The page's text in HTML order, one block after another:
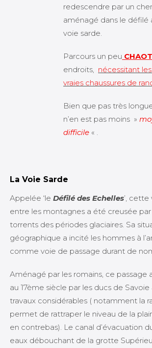
redescendre par un
aménagé dans le défilé
voie sarde.
Parcours un peu
endroits, nécessitant
vraies chaussures de
Bien que pas très
n’en est pas moins »
difficile « .
La Voie Sarde
Appelée ‘le Défilé des Echelles’,
entre les montagnes a été creusée
torrents des périodes glaciaires. Sa
géographique a incité les hommes à
comme voie de passage durant de
Aménagé par les romains, ce passage
au 17ème siècle par les ducs de Savoie
travaux considérables ( notamment la
permet de rattraper le niveau de la
en contrebas). Le canal d’évacuation
eaux débouchant de la grotte